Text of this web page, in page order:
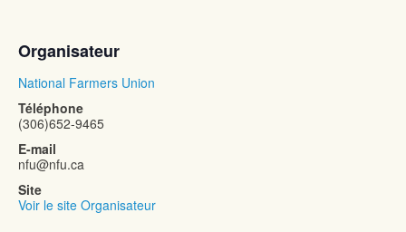
Organisateur
National Farmers Union
Téléphone
(306)652-9465
E-mail
nfu@nfu.ca
Site
Voir le site Organisateur